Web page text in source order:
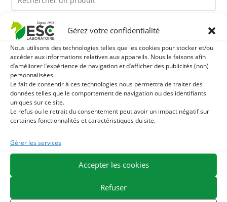
Gérez votre confidentialité
Nous utilisons des technologies telles que les cookies pour stocker et/ou
accéder aux informations relatives aux appareils. Nous le faisons afin
d’améliorer l’expérience de navigation et d’afficher des publicités (non)
personnalisées.
Le fait de consentir à ces technologies nous permettra de traiter des
données telles que le comportement de navigation ou des identifiants
uniques sur ce site.
Le refus ou le retrait du consentement peut avoir un impact négatif sur
certaines fonctionnalités et caractéristiques du site.
Gérer les services
Accepter les cookies
Refuser
Ils pourraient vous plaire
1 TERRE DE DIATOMEE - PARASITES EXTERNES CHEVAL
2 DEMELANT-LUSTRANT - SOIN ROBE ET CRINIÈRE
CHEVAL - ENRICHI EN VITAMINE B ET HUILE D'ONAGRE
3 JUS D'ALOE VERA - SOURCE DE NOMBREUX
EXPÉDITION EN 48/72H
LIVRAISON OFFERTE EN FRANCE DÈS 75 €
PAIEMENT SÉCURISÉ
COMMANDER EN LIGNE